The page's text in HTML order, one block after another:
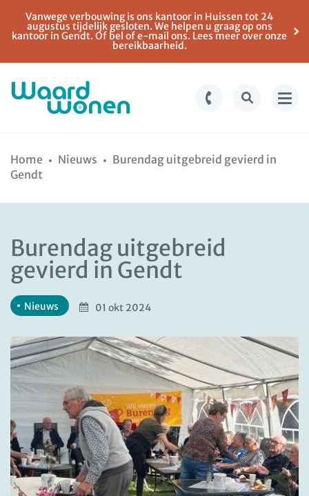
naar
naar
Vanwege verbouwing is ons kantoor in Huissen tot 24
augustus tijdelijk gesloten. We helpen u graag op ons
kantoor in Gendt. Of bel of e-mail ons. Lees meer over onze
bereikbaarheid.
Home Nieuws
Burendag uitgebreid gevierd in
Gendt
Burendag uitgebreid
gevierd in Gendt
Nieuws 01 okt 2024